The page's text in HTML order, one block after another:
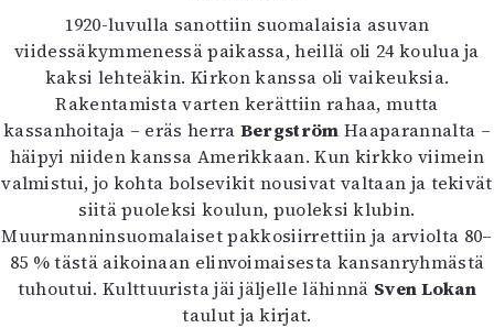
1920-luvulla sanottiin suomalaisia asuvan
viidessäkymmenessä paikassa, heillä oli 24 koulua ja
kaksi lehteäkin. Kirkon kanssa oli vaikeuksia.
Rakentamista varten kerättiin rahaa, mutta
kassanhoitaja – eräs herra Bergström Haaparannalta –
häipyi niiden kanssa Amerikkaan. Kun kirkko viimein
valmistui, jo kohta bolsevikit nousivat valtaan ja tekivät
siitä puoleksi koulun, puoleksi klubin.
Muurmanninsuomalaiset pakkosiirrettiin ja arviolta 80–
85 % tästä aikoinaan elinvoimaisesta kansanryhmästä
tuhoutui. Kulttuurista jäi jäljelle lähinnä Sven Lokan
taulut ja kirjat.